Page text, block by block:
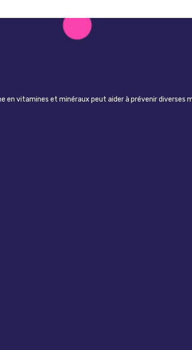
vitamines et minéraux peut aider à prévenir diverses